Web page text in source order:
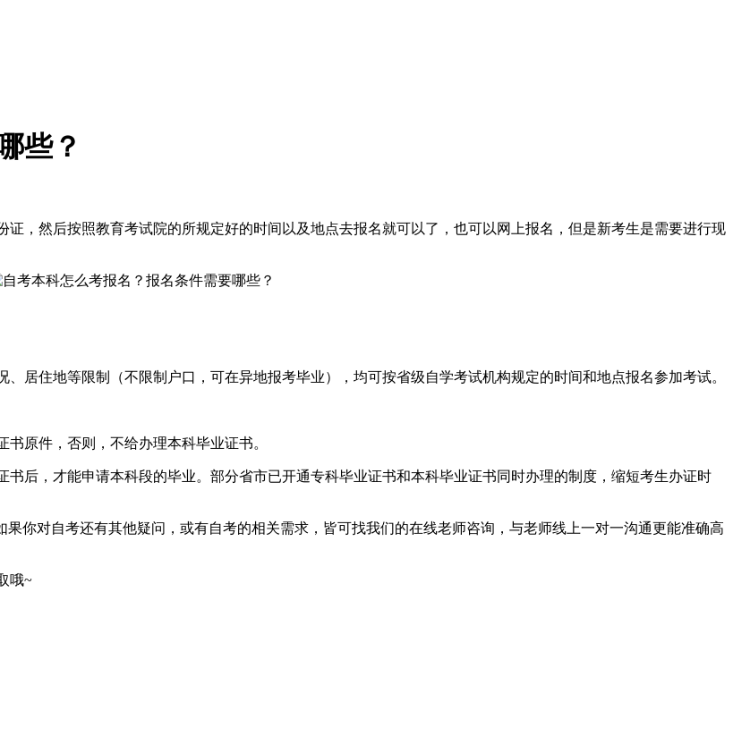
些？
，然后按照教育考试院的所规定好的时间以及地点去报名就可以了，也可以网上报名，但是新考生是需要进行现
居住地等限制（不限制户口，可在异地报考毕业），均可按省级自学考试机构规定的时间和地点报名参加考试。
原件，否则，不给办理本科毕业证书。
后，才能申请本科段的毕业。部分省市已开通专科毕业证书和本科毕业证书同时办理的制度，缩短考生办证时
你对自考还有其他疑问，或有自考的相关需求，皆可找我们的在线老师咨询，与老师线上一对一沟通更能准确高
哦~